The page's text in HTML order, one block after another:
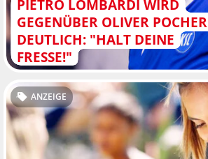
PIETRO LOMBARDI WIRD
GEGENÜBER OLIVER POCHER
DEUTLICH: "HALT DEINE
FRESSE!"
ANZEIGE